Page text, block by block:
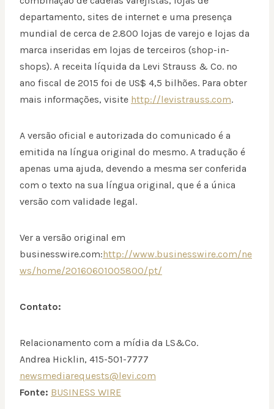
departamento, sites de internet e uma presença
mundial de cerca de 2.800 lojas de varejo e lojas da
marca inseridas em lojas de terceiros (shop-in-
shops). A receita líquida da Levi Strauss & Co. no
ano fiscal de 2015 foi de US$ 4,5 bilhões. Para obter
mais informações, visite http://levistrauss.com.
A versão oficial e autorizada do comunicado é a
emitida na língua original do mesmo. A tradução é
apenas uma ajuda, devendo a mesma ser conferida
com o texto na sua língua original, que é a única
versão com validade legal.
Ver a versão original em
businesswire.com:http://www.businesswire.com/ne
ws/home/20160601005800/pt/
Contato:
Relacionamento com a mídia da LS&Co.
Andrea Hicklin, 415-501-7777
newsmediarequests@levi.com
Fonte: BUSINESS WIRE